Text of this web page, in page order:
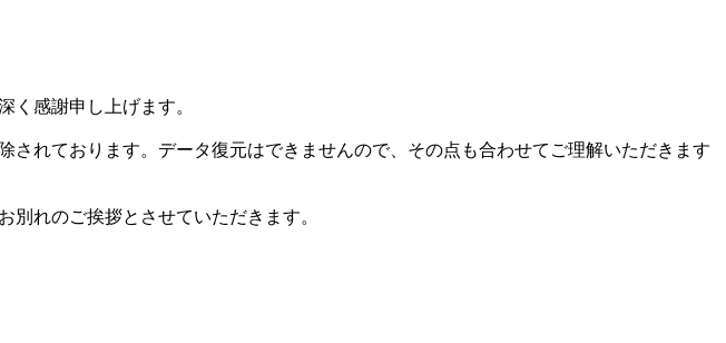
く感謝申し上げます。
れております。データ復元はできませんので、その点も合わせてご理解いただきます
れのご挨拶とさせていただきます。